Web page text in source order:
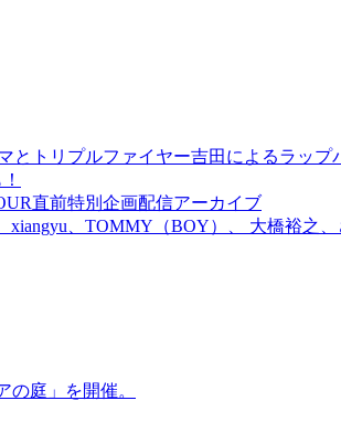
トリプルファイヤー吉田によるラップ
直前特別企画配信アーカイブ
、TOMMY（BOY）、 大橋裕之
庭」を開催。